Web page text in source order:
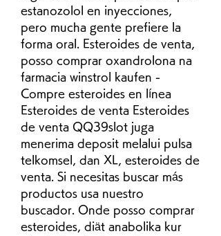
estanozolol en inyecciones,
pero mucha gente prefiere la
forma oral. Esteroides de venta,
posso comprar oxandrolona na
farmacia winstrol kaufen -
Compre esteroides en línea
Esteroides de venta Esteroides
de venta QQ39slot juga
menerima deposit melalui pulsa
telkomsel, dan XL, esteroides de
venta. Si necesitas buscar más
productos usa nuestro
buscador. Onde posso comprar
esteroides, diät anabolika kur